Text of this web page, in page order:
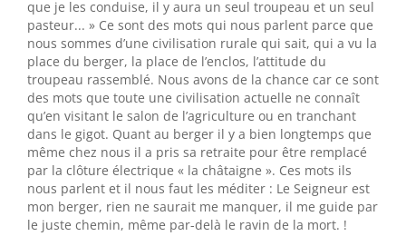
que je les conduise, il y aura un seul troupeau et un seul
pasteur... » Ce sont des mots qui nous parlent parce que
nous sommes d’une civilisation rurale qui sait, qui a vu la
place du berger, la place de l’enclos, l’attitude du
troupeau rassemblé. Nous avons de la chance car ce sont
des mots que toute une civilisation actuelle ne connaît
qu’en visitant le salon de l’agriculture ou en tranchant
dans le gigot. Quant au berger il y a bien longtemps que
même chez nous il a pris sa retraite pour être remplacé
par la clôture électrique « la châtaigne ». Ces mots ils
nous parlent et il nous faut les méditer : Le Seigneur est
mon berger, rien ne saurait me manquer, il me guide par
le juste chemin, même par-delà le ravin de la mort. !